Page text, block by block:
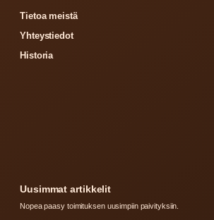
Tietoa meistä
Yhteystiedot
Historia
Uusimmat artikkelit
Nopea paasy toimituksen uusimpiin paivityksiin.